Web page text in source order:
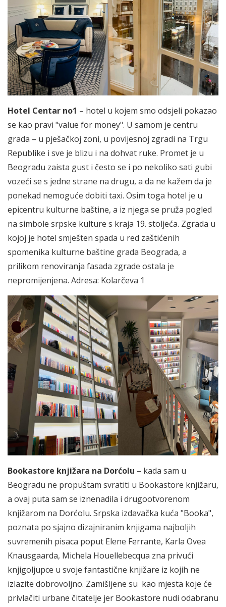
Hotel Centar no1 – hotel u kojem smo odsjeli pokazao
se kao pravi "value for money". U samom je centru
grada – u pješačkoj zoni, u povijesnoj zgradi na Trgu
Republike i sve je blizu i na dohvat ruke. Promet je u
Beogradu zaista gust i često se i po nekoliko sati gubi
vozeći se s jedne strane na drugu, a da ne kažem da je
ponekad nemoguće dobiti taxi. Osim toga hotel je u
epicentru kulturne baštine, a iz njega se pruža pogled
na simbole srpske kulture s kraja 19. stoljeća. Zgrada u
kojoj je hotel smješten spada u red zaštićenih
spomenika kulturne baštine grada Beograda, a
prilikom renoviranja fasada zgrade ostala je
nepromijenjena. Adresa: Kolarčeva 1
Bookastore knjižara na Dorćolu – kada sam u
Beogradu ne propuštam svratiti u Bookastore knjižaru,
a ovaj puta sam se iznenadila i drugootvorenom
knjižarom na Dorćolu. Srpska izdavačka kuća "Booka",
poznata po sjajno dizajniranim knjigama najboljih
suvremenih pisaca poput Elene Ferrante, Karla Ovea
Knausgaarda, Michela Houellebecqua zna privući
knjigoljupce u svoje fantastične knjižare iz kojih ne
izlazite dobrovoljno. Zamišljene su kao mjesta koje će
privlačiti urbane čitatelje jer Bookastore nudi odabranu